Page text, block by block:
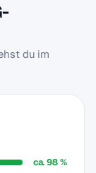
du im
ca. 98 %